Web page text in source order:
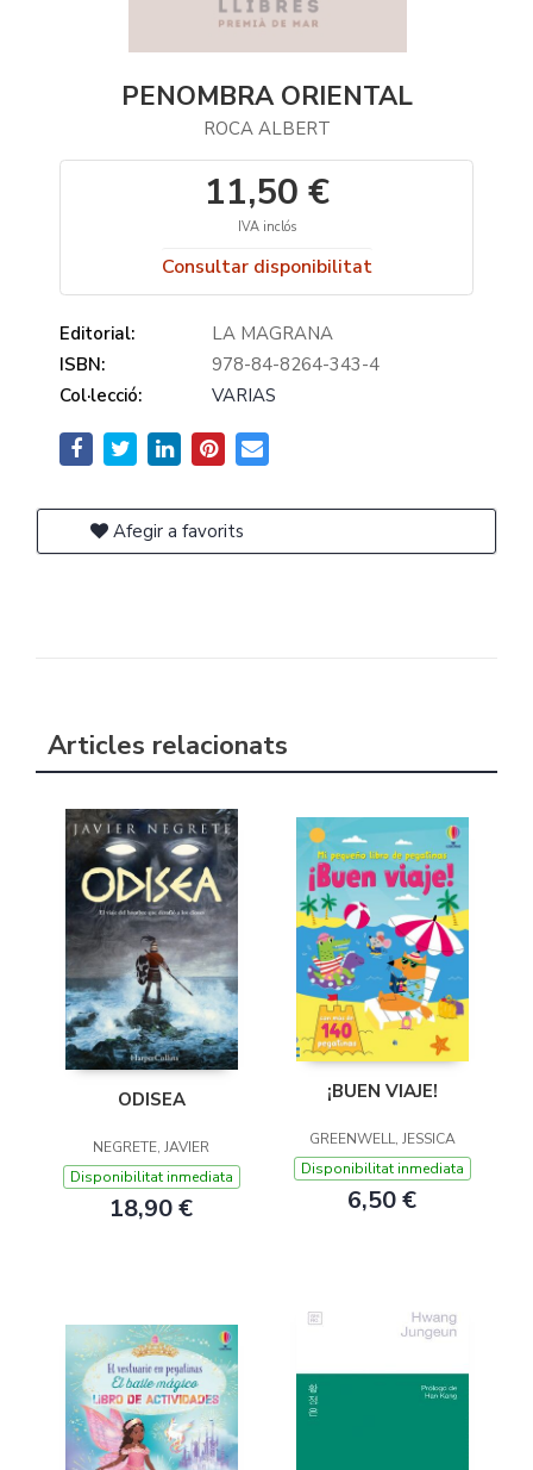
PENOMBRA ORIENTAL
ROCA ALBERT
11,50 €
IVA inclós
Consultar disponibilitat
Editorial:
LA MAGRANA
ISBN:
978-84-8264-343-4
Col·lecció:
VARIAS
Afegir a favorits
Articles relacionats
ODISEA
NEGRETE, JAVIER
Disponibilitat inmediata
18,90 €
¡BUEN VIAJE!
GREENWELL, JESSICA
Disponibilitat inmediata
6,50 €